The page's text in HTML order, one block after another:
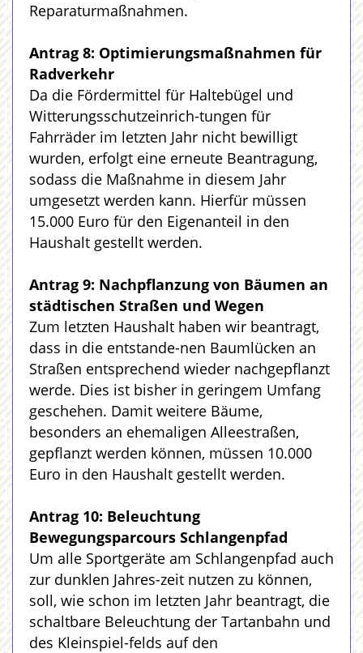
Reparaturmaßnahmen.
Antrag 8: Optimierungsmaßnahmen für
Radverkehr
Da die Fördermittel für Haltebügel und
Witterungsschutzeinrich-tungen für
Fahrräder im letzten Jahr nicht bewilligt
wurden, erfolgt eine erneute Beantragung,
sodass die Maßnahme in diesem Jahr
umgesetzt werden kann. Hierfür müssen
15.000 Euro für den Eigenanteil in den
Haushalt gestellt werden.
Antrag 9: Nachpflanzung von Bäumen an
städtischen Straßen und Wegen
Zum letzten Haushalt haben wir beantragt,
dass in die entstande-nen Baumlücken an
Straßen entsprechend wieder nachgepflanzt
werde. Dies ist bisher in geringem Umfang
geschehen. Damit weitere Bäume,
besonders an ehemaligen Alleestraßen,
gepflanzt werden können, müssen 10.000
Euro in den Haushalt gestellt werden.
Antrag 10: Beleuchtung
Bewegungsparcours Schlangenpfad
Um alle Sportgeräte am Schlangenpfad auch
zur dunklen Jahres-zeit nutzen zu können,
soll, wie schon im letzten Jahr beantragt, die
schaltbare Beleuchtung der Tartanbahn und
des Kleinspiel-felds auf den